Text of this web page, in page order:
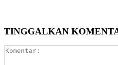
TINGGALKAN